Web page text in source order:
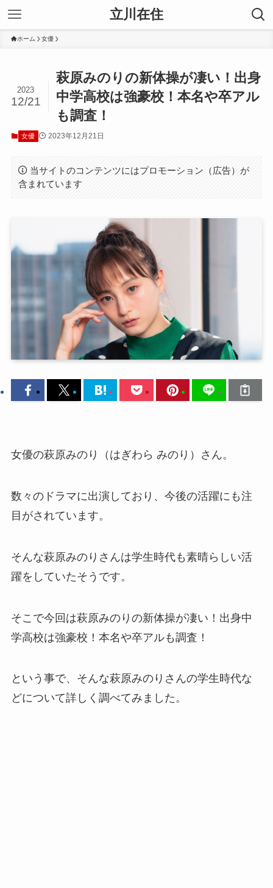
立川在住
ホーム 女優
萩原みのりの新体操が凄い！出身
中学高校は強豪校！本名や卒アル
も調査！
2023
12/21
女優 2023年12月21日
当サイトのコンテンツにはプロモーション（広告）が
含まれています
女優の萩原みのり（はぎわら みのり）さん。
数々のドラマに出演しており、今後の活躍にも注
目がされています。
そんな萩原みのりさんは学生時代も素晴らしい活
躍をしていたそうです。
そこで今回は萩原みのりの新体操が凄い！出身中
学高校は強豪校！本名や卒アルも調査！
という事で、そんな萩原みのりさんの学生時代な
どについて詳しく調べてみました。